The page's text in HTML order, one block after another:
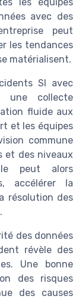
avec des
peut
les tendances
matérialisent.
SI avec
une collecte
fluide aux
et les équipes
commune
et des niveaux
peut alors
accélérer la
résolution des
des données
révèle des
Une bonne
des risques
des causes